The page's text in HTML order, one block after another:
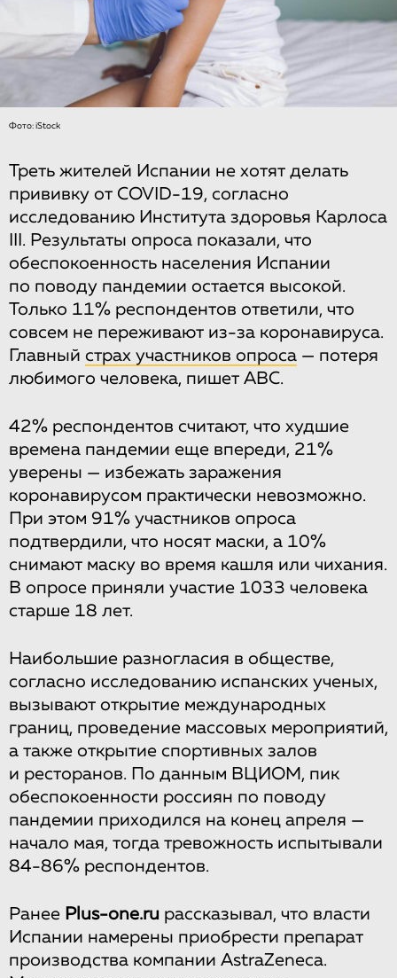
Фото: iStock
Треть жителей Испании не хотят делать
прививку от COVID-19, согласно
исследованию Института здоровья Карлоса
III. Результаты опроса показали, что
обеспокоенность населения Испании
по поводу пандемии остается высокой.
Только 11% респондентов ответили, что
совсем не переживают из-за коронавируса.
Главный страх участников опроса — потеря
любимого человека, пишет ABC.
42% респондентов считают, что худшие
времена пандемии еще впереди, 21%
уверены — избежать заражения
коронавирусом практически невозможно.
При этом 91% участников опроса
подтвердили, что носят маски, а 10%
снимают маску во время кашля или чихания.
В опросе приняли участие 1033 человека
старше 18 лет.
Наибольшие разногласия в обществе,
согласно исследованию испанских ученых,
вызывают открытие международных
границ, проведение массовых мероприятий,
а также открытие спортивных залов
и ресторанов. По данным ВЦИОМ, пик
обеспокоенности россиян по поводу
пандемии приходился на конец апреля —
начало мая, тогда тревожность испытывали
84-86% респондентов.
Ранее Plus-one.ru рассказывал, что власти
Испании намерены приобрести препарат
производства компании AstraZeneca.